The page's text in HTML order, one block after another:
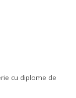
cu diplome de